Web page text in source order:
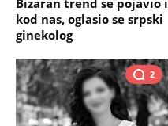
kod nas, oglasio se srpski
ginekolog
2